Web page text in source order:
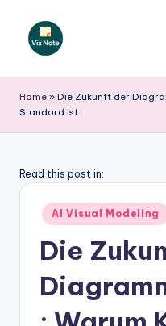
iz
N
t
Home » Die Zukunft der
Standard ist
Read this post in:
Posted
in
AI Visual Modeling
Die